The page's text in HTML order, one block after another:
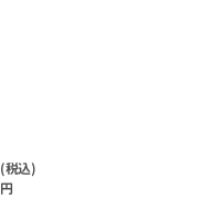
(税込)
円